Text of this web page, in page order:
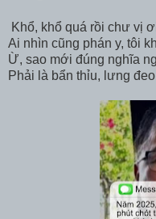
Khổ, khổ quá rồi chư vị
Ai nhìn cũng phán y, tôi
Ừ, sao mới đúng nghĩa
Phải là bẩn thỉu, lưng